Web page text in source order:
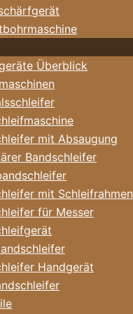
Überblick
mit Absaugung
Bandschleifer
mit Schleifrahmen
für Messer
Handgerät